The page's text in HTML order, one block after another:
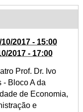
10/2017 - 15:00
2017 - 17:00
Prof. Dr. Ivo
- Bloco A da
de Economia,
e